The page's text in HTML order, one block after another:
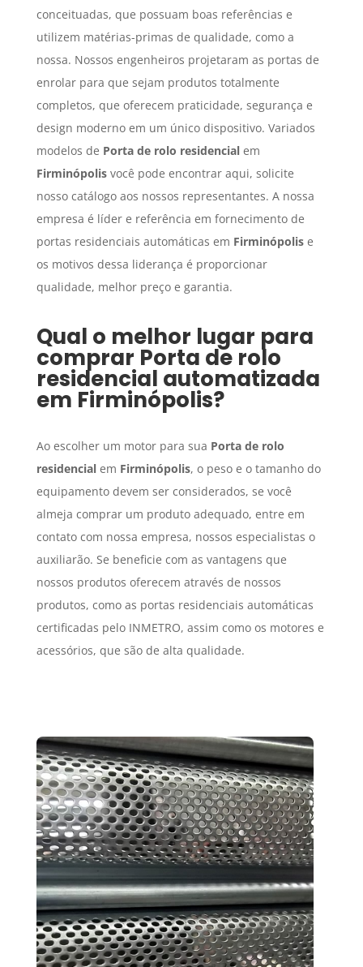
conceituadas, que possuam boas referências e
utilizem matérias-primas de qualidade, como a
nossa. Nossos engenheiros projetaram as portas de
enrolar para que sejam produtos totalmente
completos, que oferecem praticidade, segurança e
design moderno em um único dispositivo. Variados
modelos de Porta de rolo residencialem
Firminópolisvocê pode encontrar aqui, solicite
nosso catálogo aos nossos representantes. A nossa
empresa é líder e referência em fornecimento de
portas residenciais automáticas em Firminópolise
os motivos dessa liderança é proporcionar
qualidade, melhor preço e garantia.
Qual o melhor lugar para
comprar Porta de rolo
residencial automatizada
em Firminópolis?
Ao escolher um motor para sua Porta de rolo
residencialem Firminópolis, o peso e o tamanho do
equipamento devem ser considerados, se você
almeja comprar um produto adequado, entre em
contato com nossa empresa, nossos especialistas o
auxiliarão. Se beneficie com as vantagens que
nossos produtos oferecem através de nossos
produtos, como as portas residenciais automáticas
certificadas pelo INMETRO, assim como os motores e
acessórios, que são de alta qualidade.